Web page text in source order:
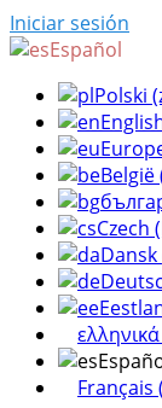
Iniciar sesión
Español
Polski
België
Czech
Dansk
Français